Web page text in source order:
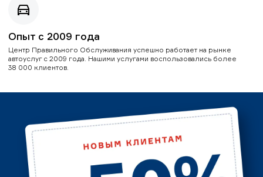
Опыт с 2009 года
Центр Правильного Обслуживания успешно работает на рынке
автоуслуг с 2009 года. Нашими услугами воспользовались более
38 000 клиентов.